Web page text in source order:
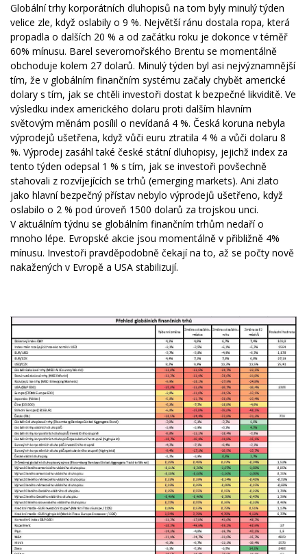
Globální trhy korporátních dluhopisů na tom byly minulý týden
velice zle, když oslabily o 9 %. Největší ránu dostala ropa, která
propadla o dalších 20 % a od začátku roku je dokonce v téměř
60% mínusu. Barel severomořského Brentu se momentálně
obchoduje kolem 27 dolarů. Minulý týden byl asi nejvýznamnější
tím, že v globálním finančním systému začaly chybět americké
dolary s tím, jak se chtěli investoři dostat k bezpečné likviditě. Ve
výsledku index amerického dolaru proti dalším hlavním
světovým měnám posílil o nevídaná 4 %. Česká koruna nebyla
výprodejů ušetřena, když vůči euru ztratila 4 % a vůči dolaru 8
%. Výprodej zasáhl také české státní dluhopisy, jejichž index za
tento týden odepsal 1 % s tím, jak se investoři povšechně
stahovali z rozvíjejících se trhů (emerging markets). Ani zlato
jako hlavní bezpečný přístav nebylo výprodejů ušetřeno, když
oslabilo o 2 % pod úroveň 1500 dolarů za trojskou unci.
V aktuálním týdnu se globálním finančním trhům nedaří o
mnoho lépe. Evropské akcie jsou momentálně v přibližně 4%
mínusu. Investoři pravděpodobně čekají na to, až se počty nově
nakažených v Evropě a USA stabilizují.